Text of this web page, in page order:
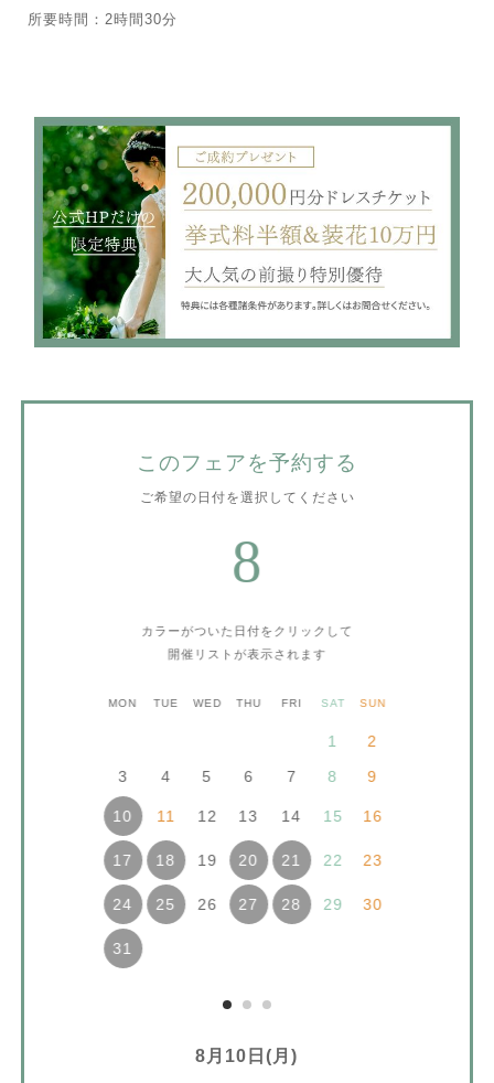
所要時間：2時間30分
このフェアを予約する
ご希望の日付を選択してください
8
カラーがついた日付をクリックして
開催リストが表示されます
MON TUE WED THU FRI SAT SUN
1
2
3
4 5 6 7 8 9
10 11 12 13 14 15 16
17 18 19 20 21 22 23
24 25 26 27 28 29 30
31
8月10日(月)